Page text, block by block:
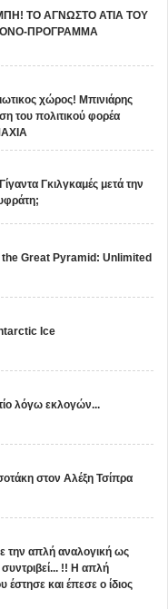
ΤΟ ΑΓΝΩΣΤΟ ΑΤΙΑ ΤΟΥ
ΠΡΟΓΡΑΜΜΑ
χώρος! Μπινιάρης
του πολιτικού φορέα
Γκιλγκαμές μετά την
Great Pyramid: Unlimited
Ice
λόγω εκλογών...
στον Αλέξη Τσίπρα
την απλή αναλογική ως
!! Η απλή
έστησε και έπεσε ο ίδιος